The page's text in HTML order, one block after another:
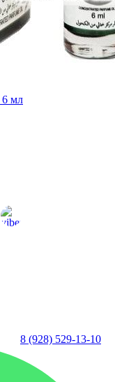
6 мл
8 (928) 529-13-10